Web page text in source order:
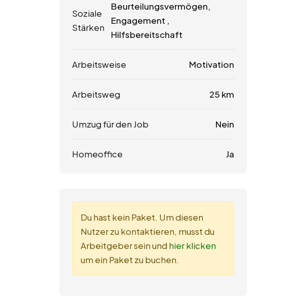
Soziale
Stärken
Beurteilungsvermögen,
Engagement ,
Hilfsbereitschaft
Arbeitsweise Motivation
Arbeitsweg 25 km
Umzug für den Job Nein
Homeoffice Ja
Du hast kein Paket. Um diesen
Nutzer zu kontaktieren, musst du
Arbeitgeber sein und hier klicken
um ein Paket zu buchen.